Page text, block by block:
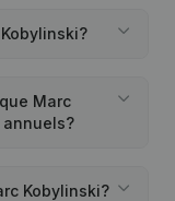
Marc
Kobylinski?